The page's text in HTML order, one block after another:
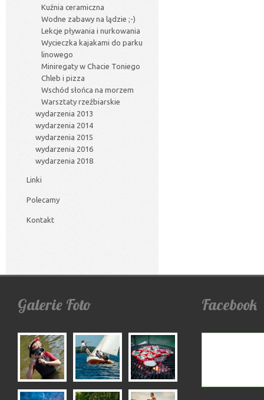
Kuźnia ceramiczna
Wodne zabawy na lądzie ;-)
Lekcje pływania i nurkowania
Wycieczka kajakami do parku
linowego
Miniregaty w Chacie Toniego
Chleb i pizza
Wschód słońca na morzem
Warsztaty rzeźbiarskie
wydarzenia 2013
wydarzenia 2014
wydarzenia 2015
wydarzenia 2016
wydarzenia 2018
Linki
Polecamy
Kontakt
Galerie Foto Facebook